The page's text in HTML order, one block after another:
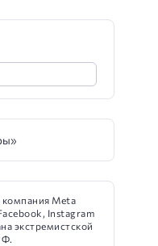
компания Meta
Instagram
экстремистской